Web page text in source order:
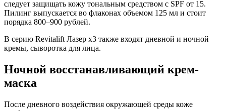
следует защищать кожу тональным средством с SPF от 15.
Пилинг выпускается во флаконах объемом 125 мл и стоит
порядка 800–900 рублей.
В серию Revitalift Лазер х3 также входят дневной и ночной
кремы, сыворотка для лица.
Ночной восстанавливающий крем-
маска
После дневного воздействия окружающей среды коже